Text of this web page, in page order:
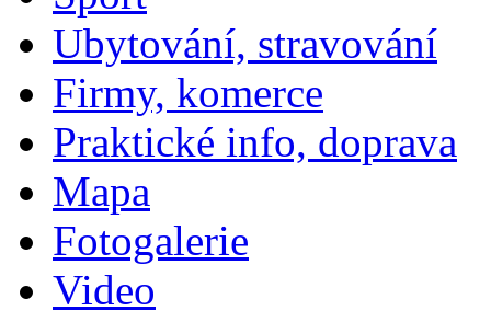
Ubytování, stravování
Firmy, komerce
Praktické info, doprava
Mapa
Fotogalerie
Video